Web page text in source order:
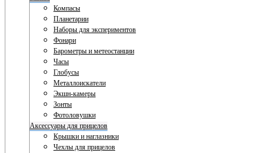
Компасы
Планетарии
Наборы для экспериментов
Фонари
Барометры и метеостанции
Часы
Глобусы
Металлоискатели
Экшн-камеры
Зонты
Фотоловушки
Аксессуары для прицелов
Крышки и наглазники
Чехлы для прицелов